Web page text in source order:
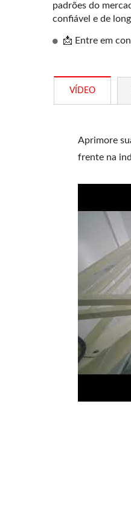
padrões do
confiável e de
📩 Entre em
VÍDEO
Aprimore
frente na